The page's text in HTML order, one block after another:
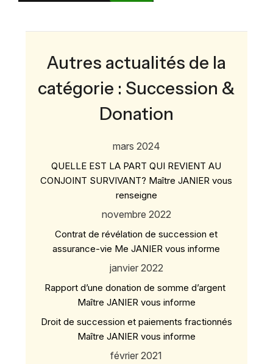
Autres actualités de la
catégorie : Succession &
Donation
mars 2024
QUELLE EST LA PART QUI REVIENT AU
CONJOINT SURVIVANT? Maître JANIER vous
renseigne
novembre 2022
Contrat de révélation de succession et
assurance-vie Me JANIER vous informe
janvier 2022
Rapport d’une donation de somme d’argent
Maître JANIER vous informe
Droit de succession et paiements fractionnés
Maître JANIER vous informe
février 2021